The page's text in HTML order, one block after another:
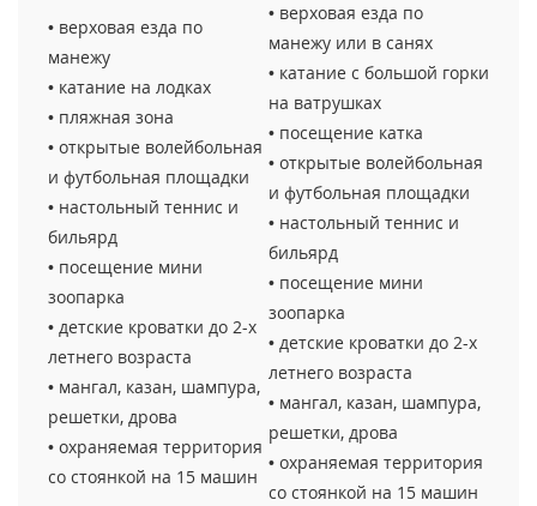
• верховая езда по
манежу
• катание на лодках
• пляжная зона
• открытые волейбольная
и футбольная площадки
• настольный теннис и
бильярд
• посещение мини
зоопарка
• детские кроватки до 2-х
летнего возраста
• мангал, казан, шампура,
решетки, дрова
• охраняемая территория
со стоянкой на 15 машин
• верховая езда по
манежу или в санях
• катание с большой горки
на ватрушках
• посещение катка
• открытые волейбольная
и футбольная площадки
• настольный теннис и
бильярд
• посещение мини
зоопарка
• детские кроватки до 2-х
летнего возраста
• мангал, казан, шампура,
решетки, дрова
• охраняемая территория
со стоянкой на 15 машин